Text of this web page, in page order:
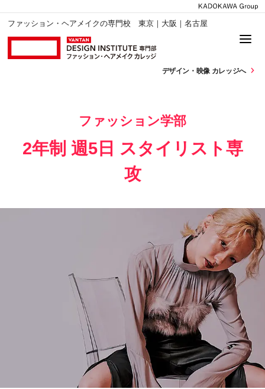
ファッション・ヘアメイクの専門校 東京｜大阪｜名古屋
デザイン・ 映像 カレッジへ
ファッション学部
2年制 週5日 スタイリスト専
攻